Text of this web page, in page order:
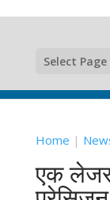
Select Page
Home |
एक